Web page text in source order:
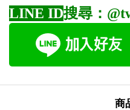
LINE ID搜尋：
商